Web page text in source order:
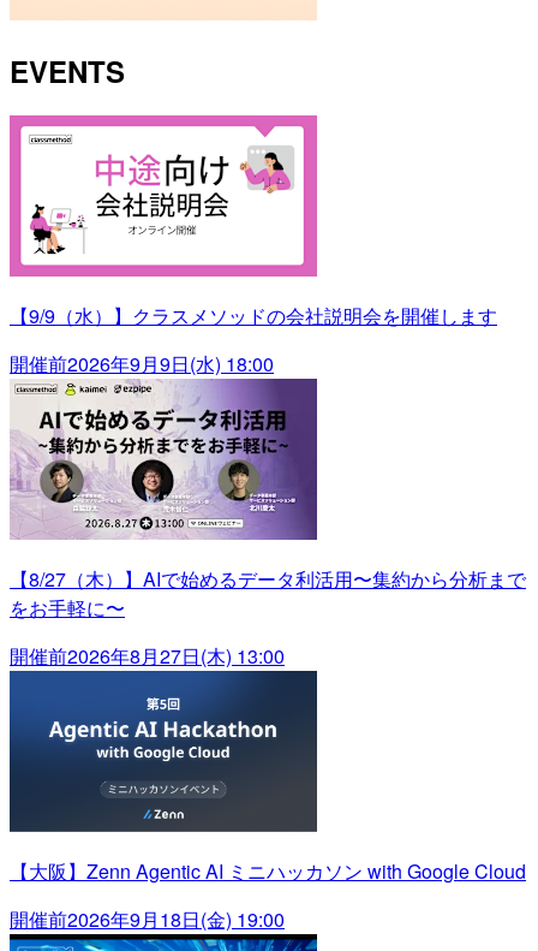
EVENTS
【9/9（水）】クラスメソッドの会社説明会を開催します
開催前2026年9月9日(水) 18:00
【8/27（木）】AIで始めるデータ利活用〜集約から分析まで
をお手軽に〜
開催前2026年8月27日(木) 13:00
【大阪】Zenn Agentic AI ミニハッカソン with Google Cloud
開催前2026年9月18日(金) 19:00